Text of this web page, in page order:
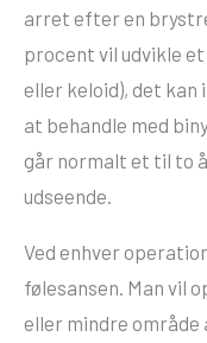
arret efter en
procent vil udvikle
eller keloid), det
at behandle med
går normalt et til to
udseende.
Ved enhver
følesansen. Man vil
eller mindre